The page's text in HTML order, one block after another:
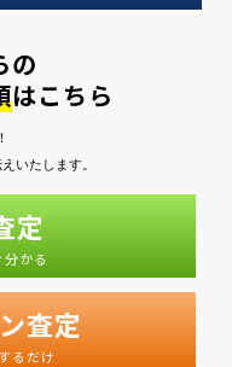
の
はこちら
いたします。
定
かる
査定
るだけ